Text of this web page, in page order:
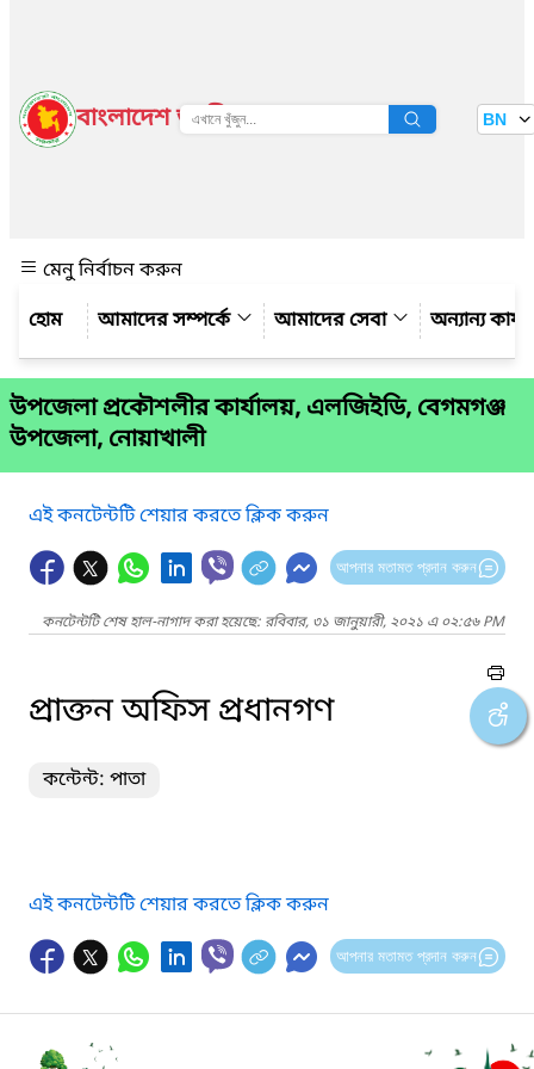
বাংলাদেশ জাতীয় তথ্য বাতায়ন BN
মেনু নির্বাচন করুন
আমাদের সম্পর্কে
আমাদের সেবা অন্যান্য
উপজেলা প্রকৌশলীর কার্যালয়, এলজিইডি, বেগমগঞ্জ
উপজেলা, নোয়াখালী
এই কনটেন্টটি শেয়ার করতে ক্লিক করুন
আপনার মতামত প্রদান করুন
কনটেন্টটি শেষ হাল-নাগাদ করা হয়েছে: রবিবার, ৩১ জানুয়ারী, ২০২১ এ ০২:৫৬ PM
প্রাক্তন অফিস প্রধানগণ
কন্টেন্ট: পাতা
এই কনটেন্টটি শেয়ার করতে ক্লিক করুন
আপনার মতামত প্রদান করুন